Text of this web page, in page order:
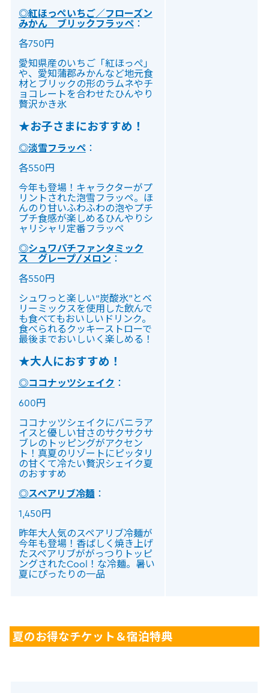
◎紅ほっぺいちご／フローズン
みかん ブリックフラッペ：
各750円
愛知県産のいちご「紅ほっぺ」
や、愛知蒲郡みかんなど地元食
材とブリックの形のラムネやチ
ョコレートを合わせたひんやり
贅沢かき氷
★お子さまにおすすめ！
◎淡雪フラッペ：
各550円
今年も登場！キャラクターがプ
リントされた泡雪フラッペ。ほ
んのり甘いふわふわの泡やプチ
プチ食感が楽しめるひんやりシ
ャリシャリ定番フラッペ
◎シュワパチファンタミック
ス グレープ/メロン ：
各550円
シュワっと楽しい“炭酸氷”とベ
リーミックスを使用した飲んで
も食べてもおいしいドリンク。
食べられるクッキーストローで
最後までおいしいく楽しめる！
★大人におすすめ！
◎ココナッツシェイク ：
600円
ココナッツシェイクにバニラア
イスと優しい甘さのサクサクサ
ブレのトッピングがアクセン
ト！真夏のリゾートにピッタリ
の甘くて冷たい贅沢シェイク夏
のおすすめ
◎スペアリブ冷麺 ：
1,450円
昨年大人気のスペアリブ冷麺が
今年も登場！香ばしく焼き上げ
たスペアリブががっつりトッピ
ングされたCool！な冷麺。暑い
夏にぴったりの一品
夏のお得なチケット＆宿泊特典